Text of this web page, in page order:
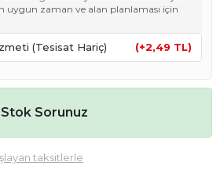
uygun zaman ve alan planlaması için
(Tesisat Hariç) (+2,49 TL)
Stok Sorunuz
taksitlerle